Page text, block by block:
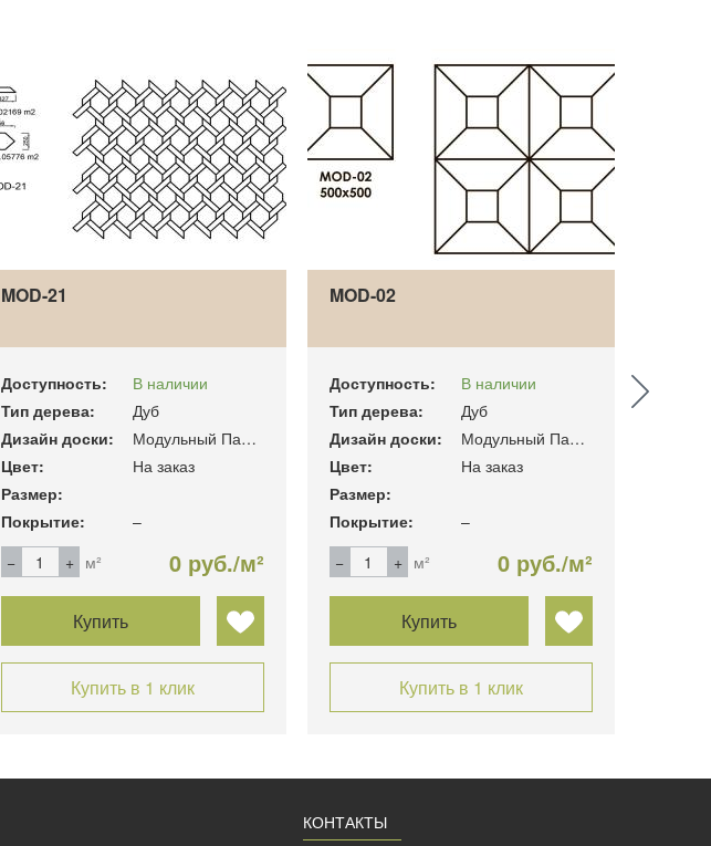
MOD-21
Доступность:
В наличии
Тип дерева:
Дуб
Дизайн доски:
Модульный Паркет
Цвет:
На заказ
Размер:
Покрытие:
–
м²
0 руб./м²
Купить
Купить в 1 клик
MOD-02
Доступность:
В наличии
Тип дерева:
Дуб
Дизайн доски:
Модульный Паркет
Цвет:
На заказ
Размер:
Покрытие:
–
м²
0 руб./м²
Купить
Купить в 1 клик
КОНТАКТЫ